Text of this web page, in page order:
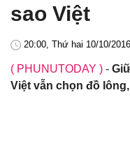
sao Việt
20:00, Thứ hai 10/10/2016
( PHUNUTODAY ) -
Việt vẫn chọn đồ